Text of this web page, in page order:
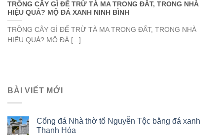
TRỒNG CÂY GÌ ĐỂ TRỪ TÀ MA TRONG ĐẤT, TRONG NHÀ
HIỆU QUẢ? MỘ ĐÁ XANH NINH BÌNH
TRỒNG CÂY GÌ ĐỂ TRỪ TÀ MA TRONG ĐẤT, TRONG NHÀ
HIỆU QUẢ? MỘ ĐÁ [...]
BÀI VIẾT MỚI
Cổng đá Nhà thờ tổ Nguyễn Tộc bằng đá xanh
Thanh Hóa